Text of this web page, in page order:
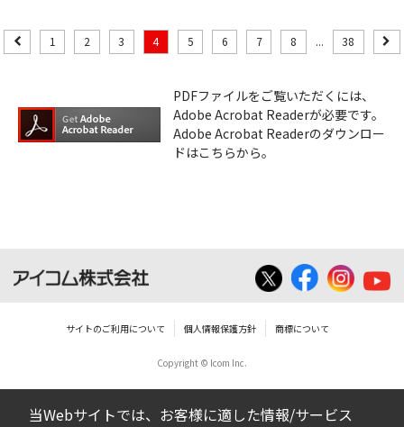
1 2 3 4 5 6 7 8 ... 38
PDFファイルをご覧いただくには、
Adobe Acrobat Readerが必要です。
Adobe Acrobat Readerのダウンロー
ドはこちらから。
サイトのご利用について 個人情報保護方針 商標について
Copyright © Icom Inc.
当Webサイトでは、お客様に適した情報/サービス